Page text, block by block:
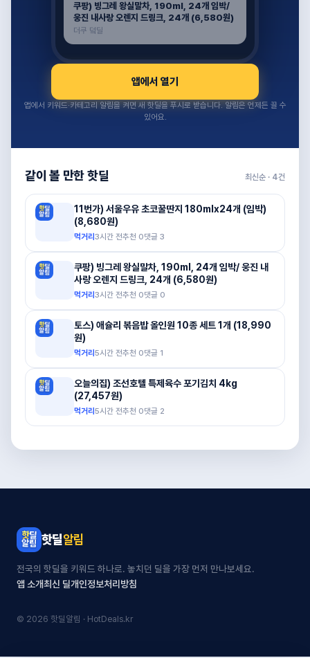
쿠팡) 빙그레 왕실말차, 190ml, 24개 임박/
웅진 내사랑 오렌지 드링크, 24개 (6,580원)
더쿠 덬딜
앱에서 열기
앱에서 키워드·카테고리 알림을 켜면 새 핫딜을 푸시로 받습니다. 알림은 언제든 끌 수
있어요.
같이 볼 만한 핫딜 최신순 · 4건
11번가) 서울우유 초코꿀딴지 180mlx24개 (임박)
(8,680원)
먹거리 3시간 전추천 0댓글 3
쿠팡) 빙그레 왕실말차, 190ml, 24개 임박/ 웅진 내
사랑 오렌지 드링크, 24개 (6,580원)
먹거리 3시간 전추천 0댓글 0
토스) 애슐리 볶음밥 올인원 10종 세트 1개 (18,990
원)
먹거리 5시간 전추천 0댓글 1
오늘의집) 조선호텔 특제육수 포기김치 4kg
(27,457원)
먹거리 5시간 전추천 0댓글 2
핫딜알림
전국의 핫딜을 키워드 하나로. 놓치던 딜을 가장 먼저 만나보세요.
앱 소개최신 딜개인정보처리방침
© 2026 핫딜알림 · HotDeals.kr